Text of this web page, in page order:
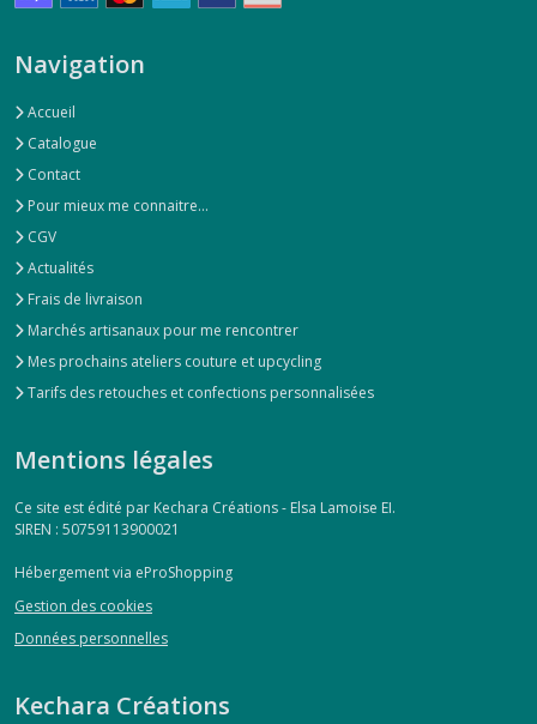
Navigation
Accueil
Catalogue
Contact
Pour mieux me connaitre...
CGV
Actualités
Frais de livraison
Marchés artisanaux pour me rencontrer
Mes prochains ateliers couture et upcycling
Tarifs des retouches et confections personnalisées
Mentions légales
Ce site est édité par Kechara Créations - Elsa Lamoise EI.
SIREN : 50759113900021
Hébergement via eProShopping
Gestion des cookies
Données personnelles
Kechara Créations